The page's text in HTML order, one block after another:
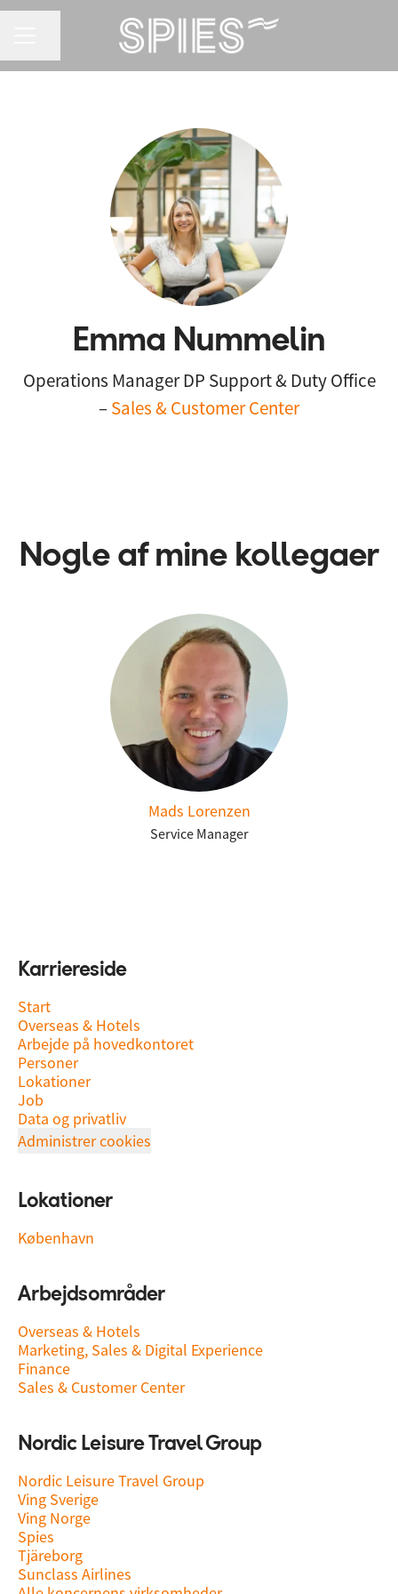
Emma Nummelin
Operations Manager DP Support & Duty Office
–Sales & Customer Center
Nogle af mine kollegaer
Mads Lorenzen
Service Manager
Karriereside
Start
Overseas & Hotels
Arbejde på hovedkontoret
Personer
Lokationer
Job
Data og privatliv
Administrer cookies
Lokationer
København
Arbejdsområder
Overseas & Hotels
Marketing, Sales & Digital Experience
Finance
Sales & Customer Center
Nordic Leisure Travel Group
Nordic Leisure Travel Group
Ving Sverige
Ving Norge
Spies
Tjäreborg
Sunclass Airlines